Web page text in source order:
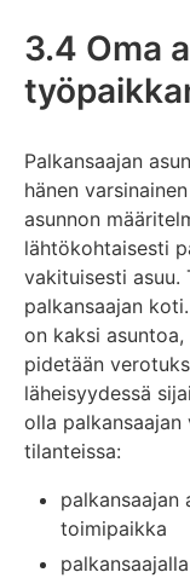
3.4 Oma
Palkansaajan
hänen
asunnon
lähtökohtaisesti
vakituisesti asuu.
palkansaajan
on kaksi asuntoa,
pidetään
läheisyydessä
olla palkansaajan
tilanteissa:
palkansaajan
toimipaikka